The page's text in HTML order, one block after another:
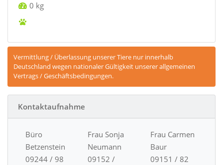
0 kg
Vermittlung / Überlassung unserer Tiere nur innerhalb
Deutschland wegen nationaler Gültigkeit unserer allgemeinen
Vertrags / Geschäftsbedingungen.
Kontaktaufnahme
Büro
Betzenstein
09244 / 98
Frau Sonja
Neumann
09152 /
Frau Carmen
Baur
09151 / 82